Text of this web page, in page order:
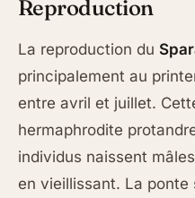
Reproduction
La reproduction du
principalement au
entre avril et juillet.
hermaphrodite
individus naissent
en vieillissant. La